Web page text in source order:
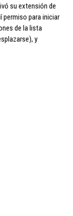
su extensión de
permiso para iniciar
de la lista
y